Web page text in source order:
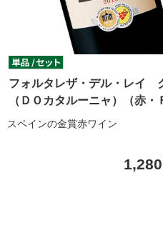
フォルタレザ・デル・レイ
（ＤＯカタルーニャ）（赤・
スペインの金賞赤ワイン